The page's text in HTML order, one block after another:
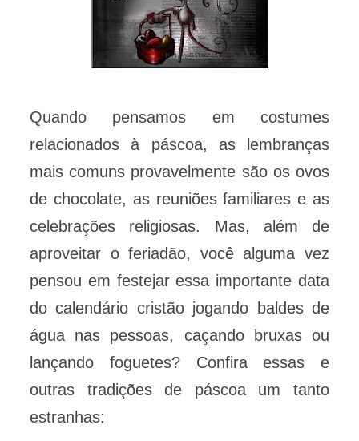
Quando pensamos em costumes
relacionados à páscoa, as lembranças
mais comuns provavelmente são os ovos
de chocolate, as reuniões familiares e as
celebrações religiosas. Mas, além de
aproveitar o feriadão, você alguma vez
pensou em festejar essa importante data
do calendário cristão jogando baldes de
água nas pessoas, caçando bruxas ou
lançando foguetes? Confira essas e
outras tradições de páscoa um tanto
estranhas: